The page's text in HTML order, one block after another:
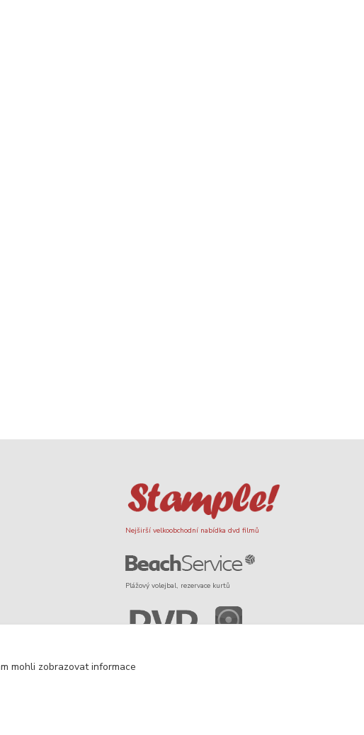
Nejširší velkoobchodní nabídka dvd filmů
Plážový volejbal, rezervace kurtů
mohli zobrazovat informace